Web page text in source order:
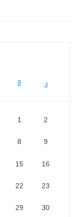
შ კ
1 2
8 9
15 16
22 23
29 30